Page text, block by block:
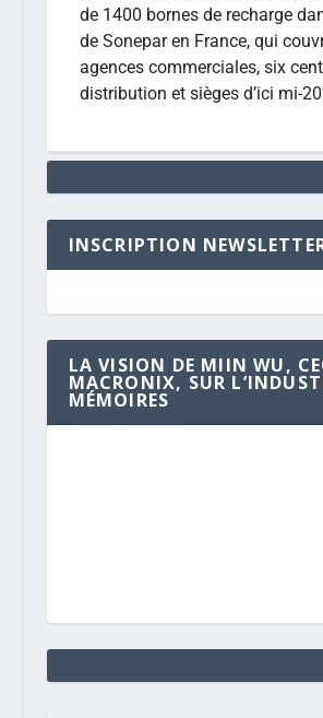
de 1400 bornes de recharge
de Sonepar en France, qui
agences commerciales, six
distribution et sièges d’ici mi-
INSCRIPTION
LA VISION DE MIIN WU,
MACRONIX, SUR
MÉMOIRES